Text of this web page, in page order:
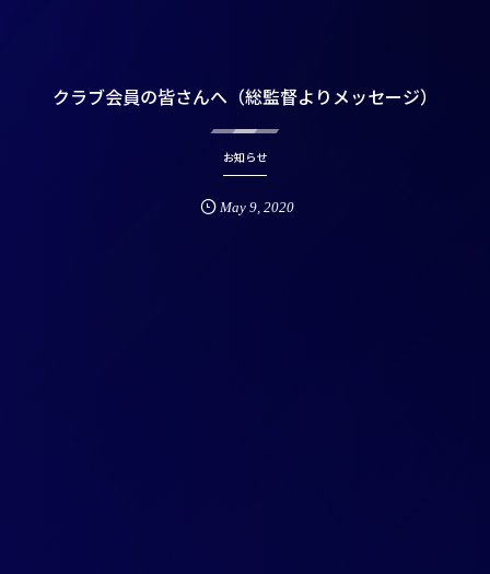
クラブ会員の皆さんへ（総監督よりメッセージ）
お知らせ
May 9, 2020